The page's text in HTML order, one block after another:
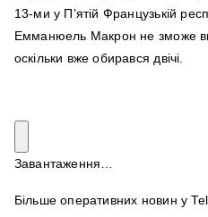
13-ми у П’ятій Французькій
Емманюель Макрон не зможе
оскільки вже обирався двічі.
Завантаження…
Більше оперативних новин у